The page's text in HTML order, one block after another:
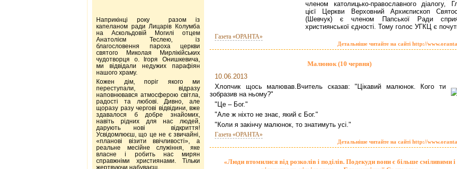
членом католицько-православного діалогу,
цієї Церкви Верховний Архиєпископ
(Шевчук) є членом Папської Ради
християнської єдності. Тому голос УГКЦ є
Газета «ОРАНТА»
Детальніше читайте на сайті http://
Малюнок (10 червня)
10.06.2013
Хлопчик щось малював.Вчитель сказав: "Цікавий малюнок. Кого ти
зобразив на ньому?"
"Це – Бог."
"Але ж ніхто не знає, який є Бог."
"Коли я закінчу малюнок, то знатимуть усі."
Газета «ОРАНТА»
Детальніше читайте на сайті http://
«Люди втомилися від розколів і поділів. Подекуди вони є більше сміливими і
Наприкінці року разом із
капеланом ради Лицарів Колумба
на Аскольдовій Могилі отцем
Анатолієм Теслею, із
благословення пароха церкви
святого Миколая Мирлікійських
чудотворця о. Ігоря Онишкевича,
ми відвідали недужих парафіян
нашого храму.
Кожен дім, поріг якого ми
переступали, відразу
наповнювався атмосферою світла,
радості та любові. Дивно, але
щоразу разу чергові відвідини, вже
здавалося б добре знайомих,
навіть рідних для нас людей,
дарують нові відкриття!
Усвідомлюєш, що це не є звичайні,
«планові візити ввічливості», а
реальне месійне служіння, яке
власне і робить нас мирян
справжніми християнами. Тільки
жертвуючи набуваєш.